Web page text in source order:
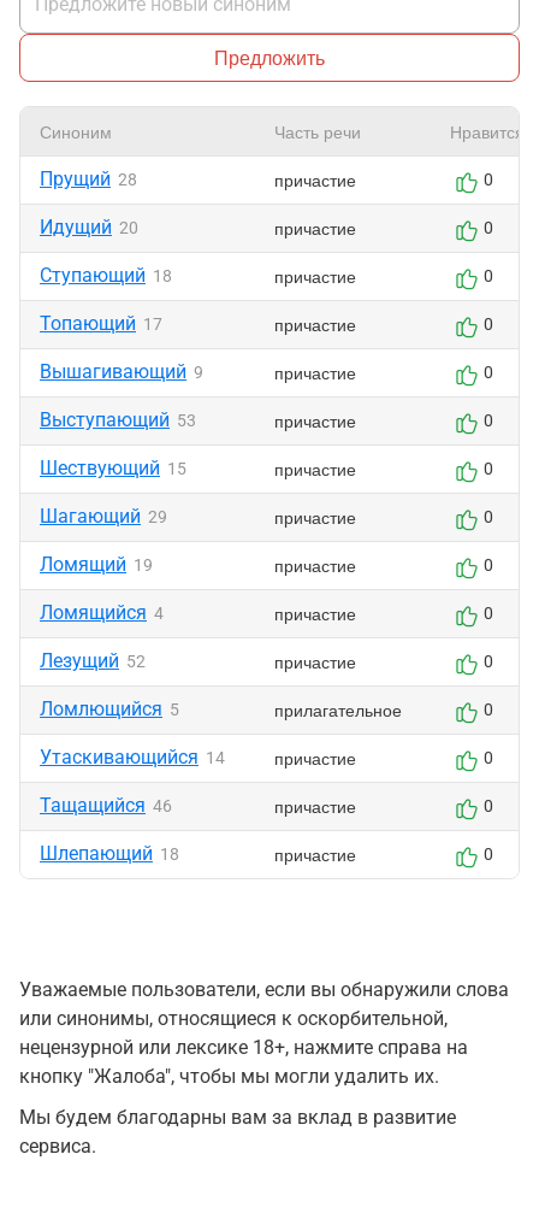
Предложить
Синоним Часть речи Нравится
Прущий 28 причастие 0
Идущий 20 причастие 0
Ступающий 18 причастие 0
Топающий 17 причастие 0
Вышагивающий 9 причастие 0
Выступающий 53 причастие 0
Шествующий 15 причастие 0
Шагающий 29 причастие 0
Ломящий 19 причастие 0
Ломящийся 4 причастие 0
Лезущий 52 причастие 0
Ломлющийся 5 прилагательное 0
Утаскивающийся 14 причастие 0
Тащащийся 46 причастие 0
Шлепающий 18 причастие 0
Уважаемые пользователи, если вы обнаружили слова
или синонимы, относящиеся к оскорбительной,
нецензурной или лексике 18+, нажмите справа на
кнопку "Жалоба", чтобы мы могли удалить их.
Мы будем благодарны вам за вклад в развитие
сервиса.